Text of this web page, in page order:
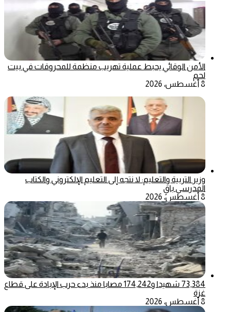
الأمن الوقائي يحبط عملية تهريب منظمة للمحروقات في بيت
لحم
8 أغسطس، 2026
وزير التربية والتعليم: لا نتجه إلى التعليم الإلكتروني والكتاب
المدرسي باقٍ
8 أغسطس، 2026
73,384 شهيدا و174,242 مصابا منذ بدء حرب الإبادة على قطاع
غزة
8 أغسطس، 2026